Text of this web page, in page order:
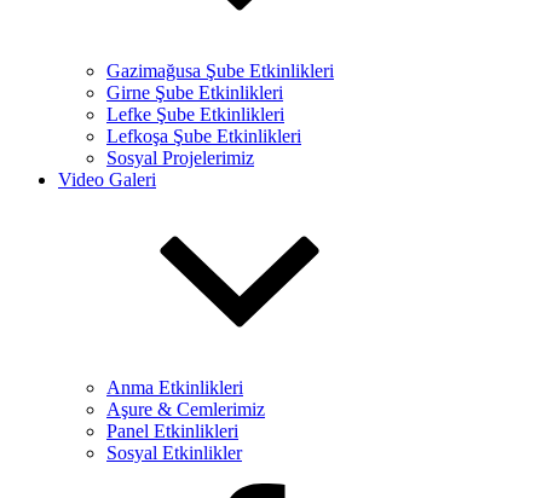
Gazimağusa Şube Etkinlikleri
Girne Şube Etkinlikleri
Lefke Şube Etkinlikleri
Lefkoşa Şube Etkinlikleri
Sosyal Projelerimiz
Video Galeri
Anma Etkinlikleri
Aşure & Cemlerimiz
Panel Etkinlikleri
Sosyal Etkinlikler